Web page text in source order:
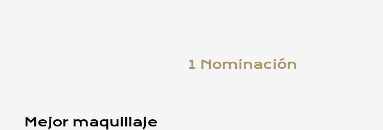
1 Nominación
Mejor maquillaje